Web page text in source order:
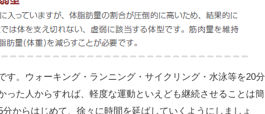
す。ウォーキング・ランニング・サイクリング・水泳等を20分
った人からすれば、軽度な運動といえども継続させることは簡
からはじめて、徐々に時間を延ばしていくようにしましょ